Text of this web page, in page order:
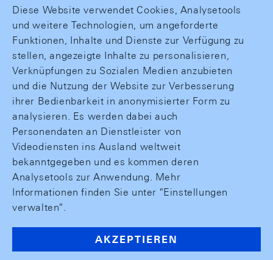
Diese Website verwendet Cookies, Analysetools
und weitere Technologien, um angeforderte
Funktionen, Inhalte und Dienste zur Verfügung zu
stellen, angezeigte Inhalte zu personalisieren,
Verknüpfungen zu Sozialen Medien anzubieten
und die Nutzung der Website zur Verbesserung
ihrer Bedienbarkeit in anonymisierter Form zu
analysieren. Es werden dabei auch
Personendaten an Dienstleister von
Videodiensten ins Ausland weltweit
bekanntgegeben und es kommen deren
Analysetools zur Anwendung. Mehr
Informationen finden Sie unter "Einstellungen
verwalten".
AKZEPTIEREN